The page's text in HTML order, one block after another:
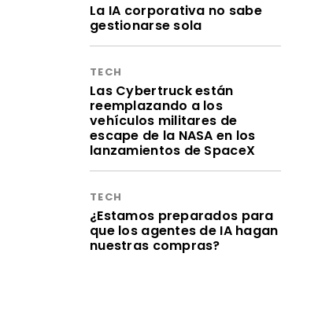
La IA corporativa no sabe
gestionarse sola
TECH
Las Cybertruck están
reemplazando a los
vehículos militares de
escape de la NASA en los
lanzamientos de SpaceX
TECH
¿Estamos preparados para
que los agentes de IA hagan
nuestras compras?